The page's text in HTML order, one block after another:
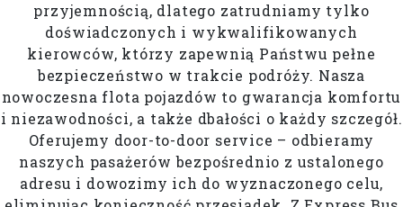
przyjemnością, dlatego zatrudniamy tylko
doświadczonych i wykwalifikowanych
kierowców, którzy zapewnią Państwu pełne
bezpieczeństwo w trakcie podróży. Nasza
nowoczesna flota pojazdów to gwarancja komfortu
i niezawodności, a także dbałości o każdy szczegół.
Oferujemy door-to-door service – odbieramy
naszych pasażerów bezpośrednio z ustalonego
adresu i dowozimy ich do wyznaczonego celu,